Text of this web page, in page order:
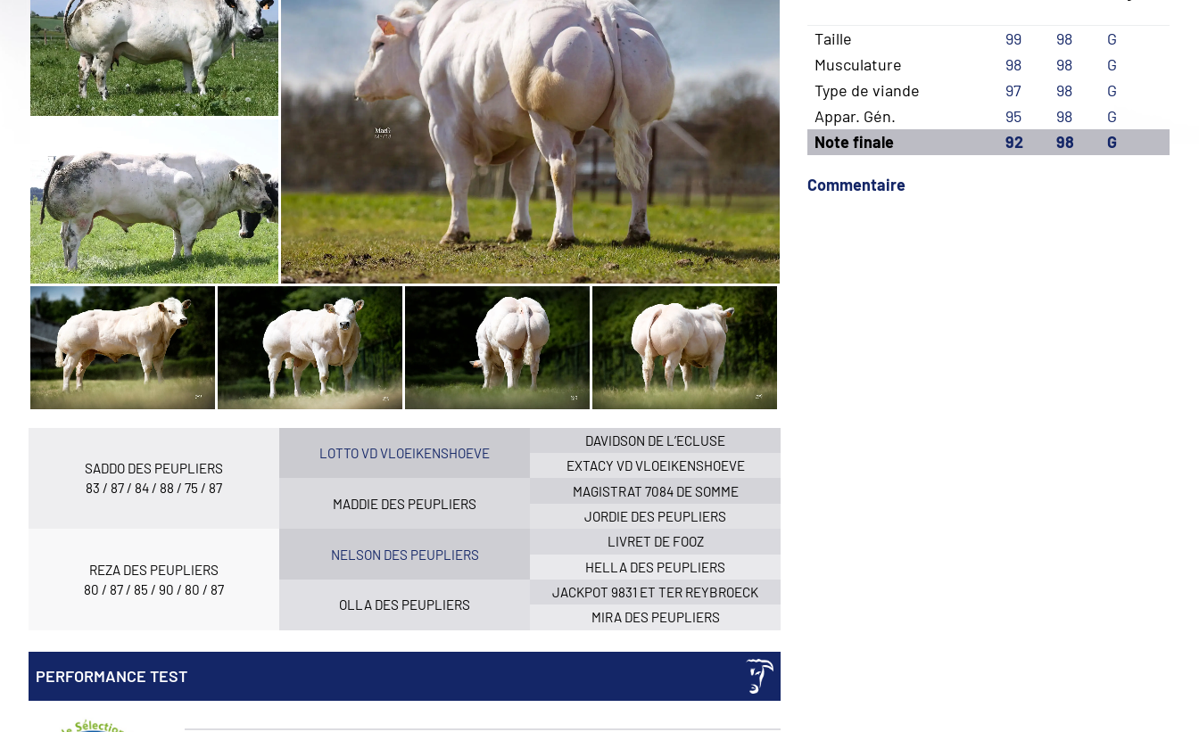
SADDO DES PEUPLIERS
83 / 87 / 84 / 88 / 75 / 87
LOTTO VD VLOEIKENSHOEVE
MADDIE DES PEUPLIERS
DAVIDSON DE L’ECLUSE
EXTACY VD VLOEIKENSHOEVE
MAGISTRAT 7084 DE SOMME
JORDIE DES PEUPLIERS
REZA DES PEUPLIERS
80 / 87 / 85 / 90 / 80 / 87
NELSON DES PEUPLIERS
OLLA DES PEUPLIERS
LIVRET DE FOOZ
HELLA DES PEUPLIERS
JACKPOT 9831 ET TER REYBROECK
MIRA DES PEUPLIERS
PERFORMANCE TEST
Taille 99 98
G
Musculature
98 98
G
Type de viande
97 98
G
Appar. Gén.
95 98
G
Note finale
92 98 G
Commentaire